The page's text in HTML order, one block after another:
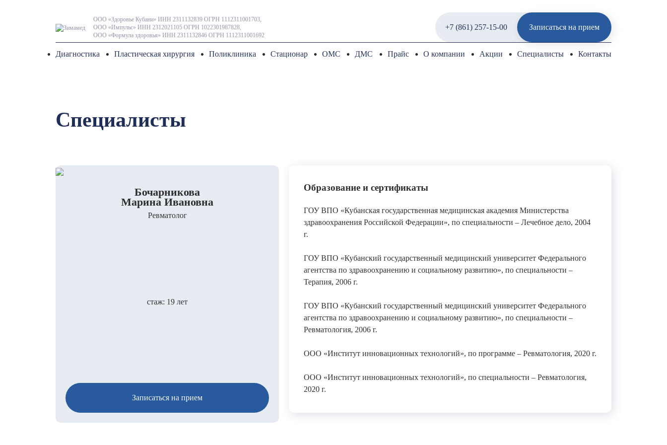
ООО «Здоровье Кубани» ИНН 2311132839 ОГРН 1112311001703,
ООО «Импульс» ИНН 2312021105 ОГРН 1022301987828,
ООО «Формула здоровья» ИНН 2311132846 ОГРН 1112311001692
+7 (861) 257-15-00 Записаться на прием
Диагностика Пластическая хирургия Поликлиника Стационар ОМС ДМС Прайс О компании Акции Специалисты Контакты
Специалисты
Бочарникова
Марина Ивановна
Ревматолог
стаж: 19 лет
Записаться на прием
Образование и сертификаты
ГОУ ВПО «Кубанская государственная медицинская академия Министерства
здравоохранения Российской Федерации», по специальности – Лечебное дело, 2004
г.
ГОУ ВПО «Кубанский государственный медицинский университет Федерального
агентства по здравоохранению и социальному развитию», по специальности –
Терапия, 2006 г.
ГОУ ВПО «Кубанский государственный медицинский университет Федерального
агентства по здравоохранению и социальному развитию», по специальности –
Ревматология, 2006 г.
ООО «Институт инновационных технологий», по программе – Ревматология, 2020 г.
ООО «Институт инновационных технологий», по специальности – Ревматология,
2020 г.